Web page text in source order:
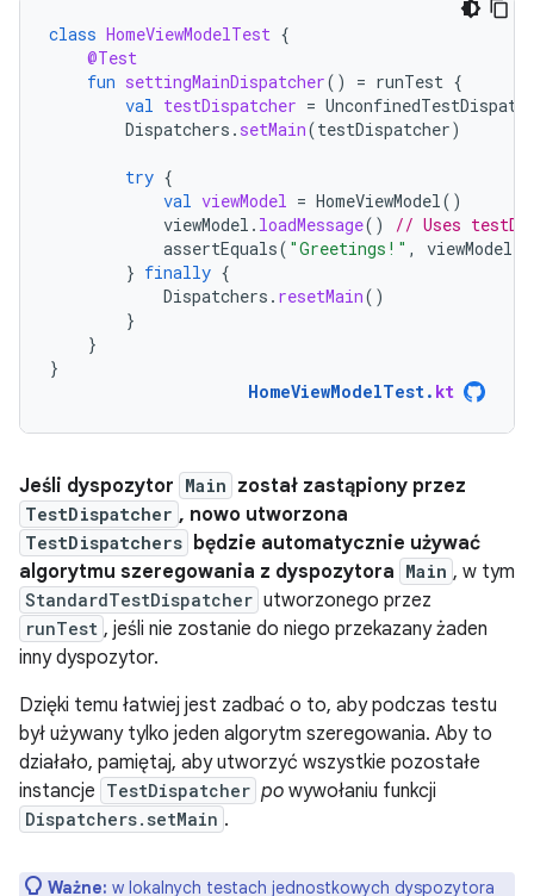
class HomeViewModelTest {
@Test
fun settingMainDispatcher() = runTest {
val testDispatcher =
Dispatchers . setMain(testDispatcher)
try {
val viewModel = HomeViewModel()
viewModel . loadMessage()
// Uses
assertEquals( "Greetings!" , viewModel
} finally {
Dispatchers . resetMain()
}
}
}
HomeViewModelTest. kt
Jeśli dyspozytor Main został zastąpiony przez
TestDispatcher , nowo utworzona
TestDispatchers będzie automatycznie używać
algorytmu szeregowania z dyspozytora Main , w tym
StandardTestDispatcher utworzonego przez
runTest , jeśli nie zostanie do niego przekazany żaden
inny dyspozytor.
Dzięki temu łatwiej jest zadbać o to, aby podczas testu
był używany tylko jeden algorytm szeregowania. Aby to
działało, pamiętaj, aby utworzyć wszystkie pozostałe
instancje TestDispatcher po wywołaniu funkcji
Dispatchers.setMain .
Ważne: w lokalnych testach jednostkowych dyspozytora